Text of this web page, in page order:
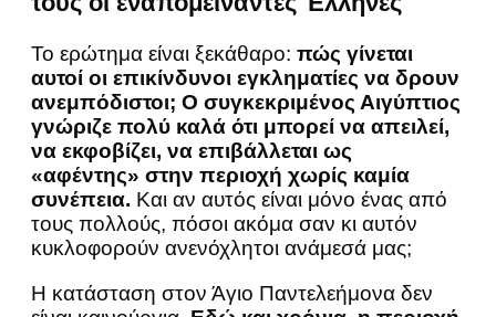
Το ερώτημα είναι ξεκάθαρο: πώς γίνεται
αυτοί οι επικίνδυνοι εγκληματίες να δρουν
ανεμπόδιστοι; Ο συγκεκριμένος Αιγύπτιος
γνώριζε πολύ καλά ότι μπορεί να απειλεί,
να εκφοβίζει, να επιβάλλεται ως
«αφέντης» στην περιοχή χωρίς καμία
συνέπεια. Και αν αυτός είναι μόνο ένας από
τους πολλούς, πόσοι ακόμα σαν κι αυτόν
κυκλοφορούν ανενόχλητοι ανάμεσά μας;
Η κατάσταση στον Άγιο Παντελεήμονα δεν